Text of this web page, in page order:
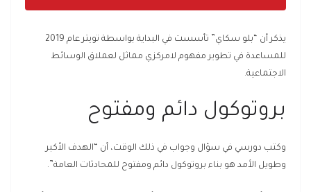
يذكر أن “بلو سكاي” تأسست في البداية بواسطة تويتر عام 2019
للمساعدة في تطوير مفهوم لامركزي مماثل لعملاق الوسائط
الاجتماعية.
بروتوكول دائم ومفتوح
وكتب دورسي في سؤال وجواب في ذلك الوقت، أن “الهدف الأكبر
وطويل الأمد هو بناء بروتوكول دائم ومفتوح للمحادثات العامة”.